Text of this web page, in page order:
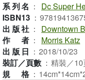
系列名 ：
Dc Super
ISBN13 ：
出版社 ：
Downtown
作者 ：
Morris Katz
出版日 ： 2018/10/23
裝訂／頁數 ： 精裝／10
規格 ：